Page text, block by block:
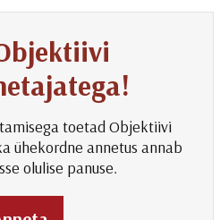
toetad Objektiivi
ühekordne annetus annab
olulise panuse.